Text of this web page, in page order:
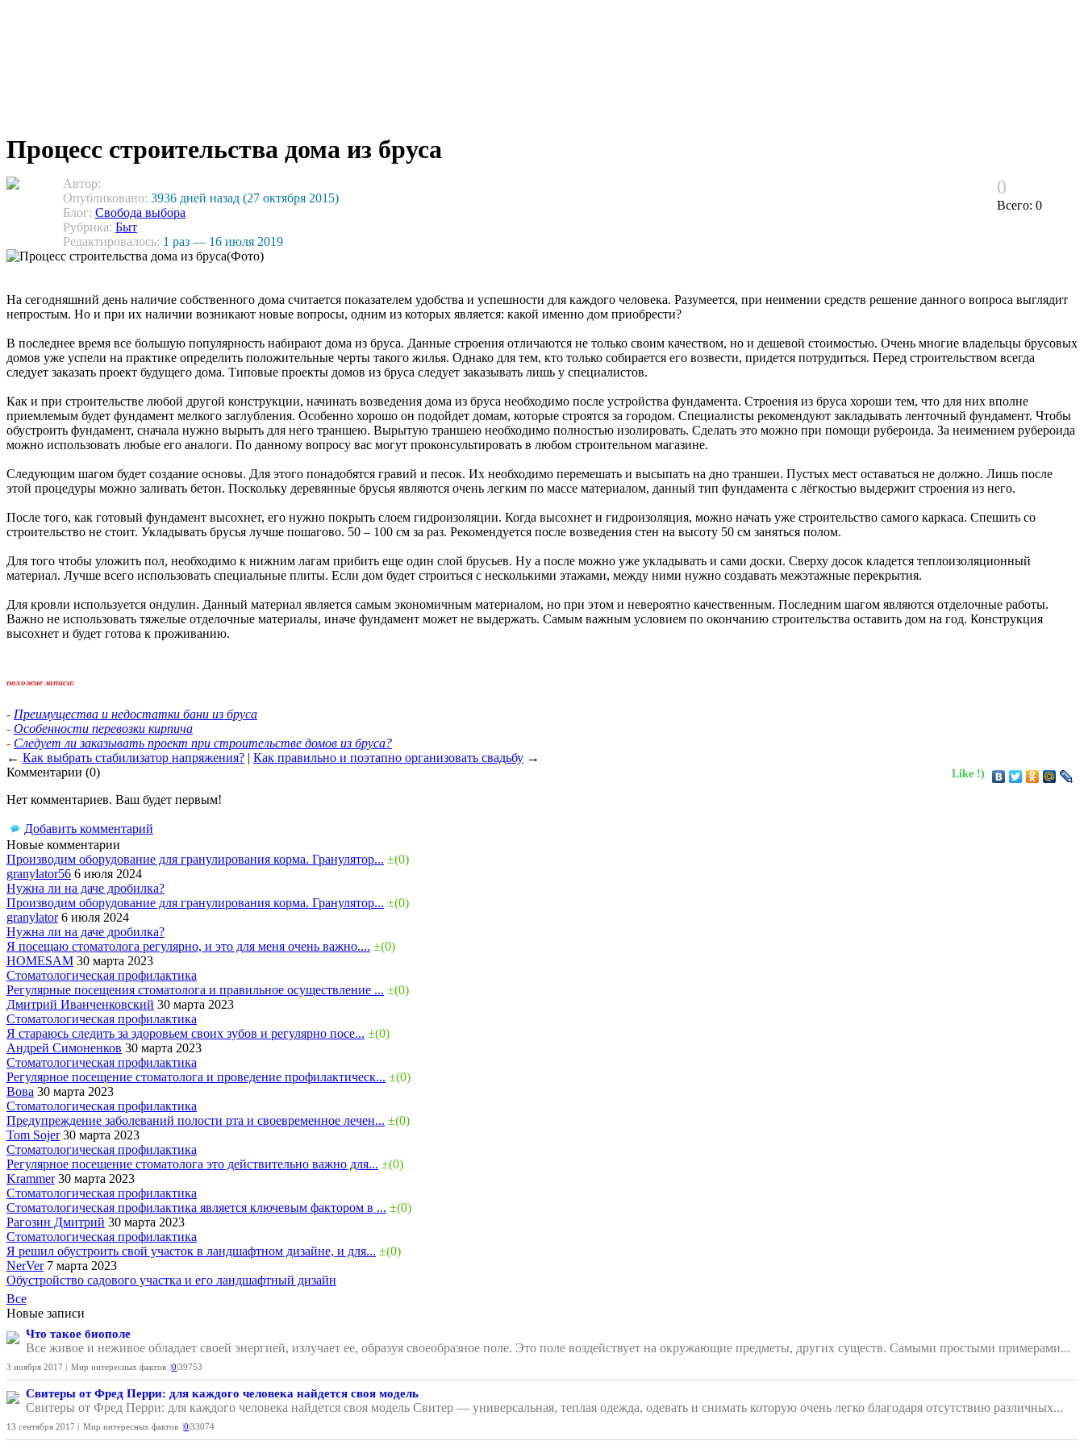
Процесс строительства дома из бруса
Автор:
Опубликовано: 3936 дней назад (27 октября 2015)
Блог: Свобода выбора
Рубрика: Быт
Редактировалось: 1 раз — 16 июля 2019
0
Всего: 0
На сегодняшний день наличие собственного дома считается показателем удобства и успешности для каждого человека. Разумеется, при неимении средств решение данного вопроса выглядит
непростым. Но и при их наличии возникают новые вопросы, одним из которых является: какой именно дом приобрести?
В последнее время все большую популярность набирают дома из бруса. Данные строения отличаются не только своим качеством, но и дешевой стоимостью. Очень многие владельцы брусовых
домов уже успели на практике определить положительные черты такого жилья. Однако для тем, кто только собирается его возвести, придется потрудиться. Перед строительством всегда
следует заказать проект будущего дома. Типовые проекты домов из бруса следует заказывать лишь у специалистов.
Как и при строительстве любой другой конструкции, начинать возведения дома из бруса необходимо после устройства фундамента. Строения из бруса хороши тем, что для них вполне
приемлемым будет фундамент мелкого заглубления. Особенно хорошо он подойдет домам, которые строятся за городом. Специалисты рекомендуют закладывать ленточный фундамент. Чтобы
обустроить фундамент, сначала нужно вырыть для него траншею. Вырытую траншею необходимо полностью изолировать. Сделать это можно при помощи рубероида. За неимением рубероида
можно использовать любые его аналоги. По данному вопросу вас могут проконсультировать в любом строительном магазине.
Следующим шагом будет создание основы. Для этого понадобятся гравий и песок. Их необходимо перемешать и высыпать на дно траншеи. Пустых мест оставаться не должно. Лишь после
этой процедуры можно заливать бетон. Поскольку деревянные брусья являются очень легким по массе материалом, данный тип фундамента с лёгкостью выдержит строения из него.
После того, как готовый фундамент высохнет, его нужно покрыть слоем гидроизоляции. Когда высохнет и гидроизоляция, можно начать уже строительство самого каркаса. Спешить со
строительство не стоит. Укладывать брусья лучше пошагово. 50 – 100 см за раз. Рекомендуется после возведения стен на высоту 50 см заняться полом.
Для того чтобы уложить пол, необходимо к нижним лагам прибить еще один слой брусьев. Ну а после можно уже укладывать и сами доски. Сверху досок кладется теплоизоляционный
материал. Лучше всего использовать специальные плиты. Если дом будет строиться с несколькими этажами, между ними нужно создавать межэтажные перекрытия.
Для кровли используется ондулин. Данный материал является самым экономичным материалом, но при этом и невероятно качественным. Последним шагом являются отделочные работы.
Важно не использовать тяжелые отделочные материалы, иначе фундамент может не выдержать. Самым важным условием по окончанию строительства оставить дом на год. Конструкция
высохнет и будет готова к проживанию.
похожие записи:
- Преимущества и недостатки бани из бруса
- Особенности перевозки кирпича
- Следует ли заказывать проект при строительстве домов из бруса?
← Как выбрать стабилизатор напряжения? | Как правильно и поэтапно организовать свадьбу →
Like !)
Комментарии (0)
Нет комментариев. Ваш будет первым!
Добавить комментарий
Новые комментарии
Производим оборудование для гранулирования корма. Гранулятор... ±(0)
granylator56 6 июля 2024
Нужна ли на даче дробилка?
Производим оборудование для гранулирования корма. Гранулятор... ±(0)
granylator6 июля 2024
Нужна ли на даче дробилка?
Я посещаю стоматолога регулярно, и это для меня очень важно.... ±(0)
HOMESAM 30 марта 2023
Стоматологическая профилактика
Регулярные посещения стоматолога и правильное осуществление ... ±(0)
Дмитрий Иванченковский 30 марта 2023
Стоматологическая профилактика
Я стараюсь следить за здоровьем своих зубов и регулярно посе... ±(0)
Андрей Симоненков 30 марта 2023
Стоматологическая профилактика
Регулярное посещение стоматолога и проведение профилактическ... ±(0)
Вова 30 марта 2023
Стоматологическая профилактика
Предупреждение заболеваний полости рта и своевременное лечен... ±(0)
Tom Sojer30 марта 2023
Стоматологическая профилактика
Регулярное посещение стоматолога это действительно важно для... ±(0)
Krammer30 марта 2023
Стоматологическая профилактика
Стоматологическая профилактика является ключевым фактором в ... ±(0)
Рагозин Дмитрий 30 марта 2023
Стоматологическая профилактика
Я решил обустроить свой участок в ландшафтном дизайне, и для... ±(0)
NerVer7 марта 2023
Обустройство садового участка и его ландшафтный дизайн
Все
Новые записи
Что такое биополе
Все живое и неживое обладает своей энергией, излучает ее, образуя своеобразное поле. Это поле воздействует на окружающие предметы, других существ. Самыми простыми примерами...
3 ноября 2017 | Мир интересных фактов 0 39753
Свитеры от Фред Перри: для каждого человека найдется своя модель
Свитеры от Фред Перри: для каждого человека найдется своя модель Свитер — универсальная, теплая одежда, одевать и снимать которую очень легко благодаря отсутствию различных...
13 сентября 2017 | Мир интересных фактов 0 33074